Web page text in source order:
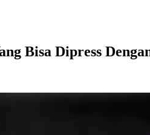
Bisa Dipress